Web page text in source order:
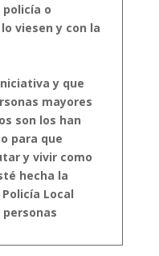
o
viesen y con la
y que
mayores
son los han
para que
y vivir como
hecha la
Local